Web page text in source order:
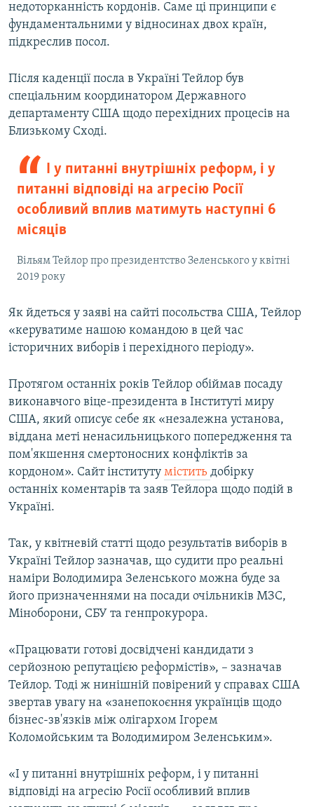
недоторканність кордонів. Саме ці принципи є
фундаментальними у відносинах двох країн,
підкреслив посол.
Після каденції посла в Україні Тейлор був
спеціальним координатором Державного
департаменту США щодо перехідних процесів на
Близькому Сході.
І у питанні внутрішніх реформ, і у
питанні відповіді на агресію Росії
особливий вплив матимуть наступні 6
місяців
Вільям Тейлор про президентство Зеленського у квітні
2019 року
Як йдеться у заяві на сайті посольства США, Тейлор
«керуватиме нашою командою в цей час
історичних виборів і перехідного періоду».
Протягом останніх років Тейлор обіймав посаду
виконавчого віце-президента в Інституті миру
США, який описує себе як «незалежна установа,
віддана меті ненасильницького попередження та
пом'якшення смертоносних конфліктів за
кордоном». Сайт інституту містить добірку
останніх коментарів та заяв Тейлора щодо подій в
Україні.
Так, у квітневій статті щодо результатів виборів в
Україні Тейлор зазначав, що судити про реальні
наміри Володимира Зеленського можна буде за
його призначеннями на посади очільників МЗС,
Міноборони, СБУ та генпрокурора.
«Працювати готові досвідчені кандидати з
серйозною репутацією реформістів», – зазначав
Тейлор. Тоді ж нинішній повірений у справах США
звертав увагу на «занепокоєння українців щодо
бізнес-зв'язків між олігархом Ігорем
Коломойським та Володимиром Зеленським».
«І у питанні внутрішніх реформ, і у питанні
відповіді на агресію Росії особливий вплив